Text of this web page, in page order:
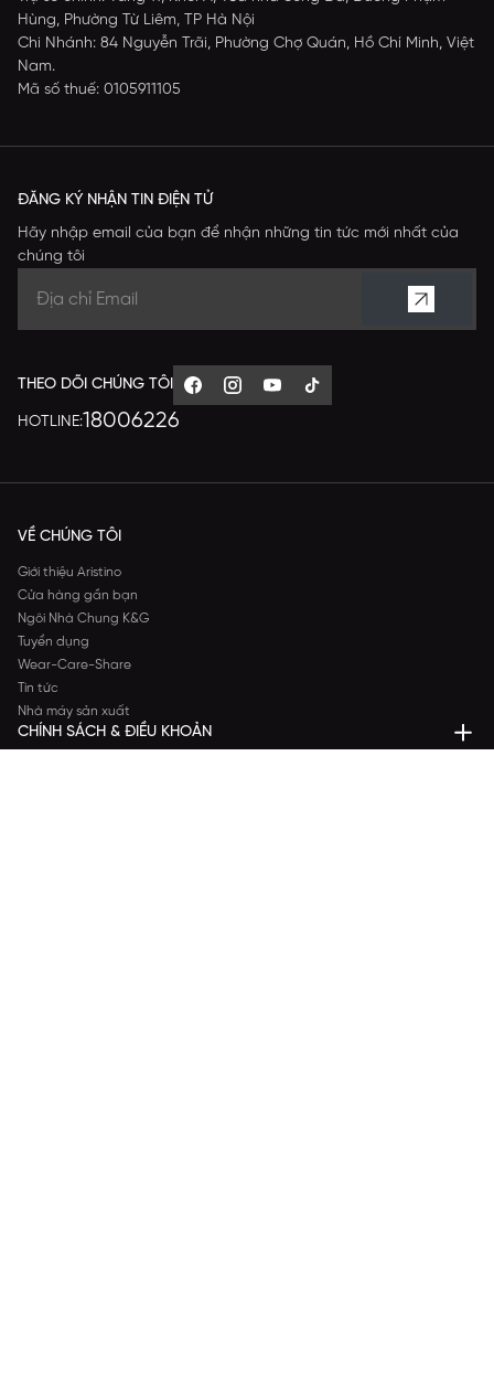
Hùng, Phường Từ Liêm, TP Hà Nội
Chi Nhánh: 84 Nguyễn Trãi, Phường Chợ Quán, Hồ Chí Minh, Việt
Nam.
Mã số thuế: 0105911105
ĐĂNG KÝ NHẬN TIN ĐIỆN TỬ
Hãy nhập email của bạn để nhận những tin tức mới nhất của
chúng tôi
THEO DÕI CHÚNG TÔI
HOTLINE:18006226
VỀ CHÚNG TÔI
Giới thiệu Aristino
Cửa hàng gần bạn
Ngôi Nhà Chung K&G
Tuyển dụng
Wear-Care-Share
Tin tức
Nhà máy sản xuất
CHÍNH SÁCH & ĐIỀU KHOẢN